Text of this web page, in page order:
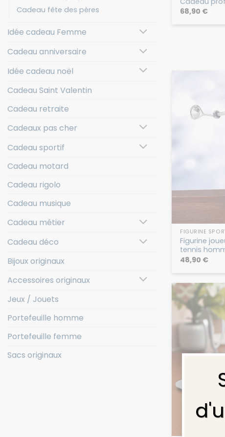
Cadeau fête des pères
Idée cadeau Femme
Cadeau anniversaire
Idée cadeau noël
Cadeau Saint Valentin
Cadeau retraite
Cadeaux pas cher
Cadeau sportif
Cadeau motard
Cadeau rigolo
Cadeau musique
Cadeau métier
Cadeau déco
Bijoux originaux
Accessoires originaux
Jeux / Jouets
Portefeuille homme
Portefeuille femme
Sacs originaux
68,90 €
FIGURINE
Figurine
tennis
48,90 €